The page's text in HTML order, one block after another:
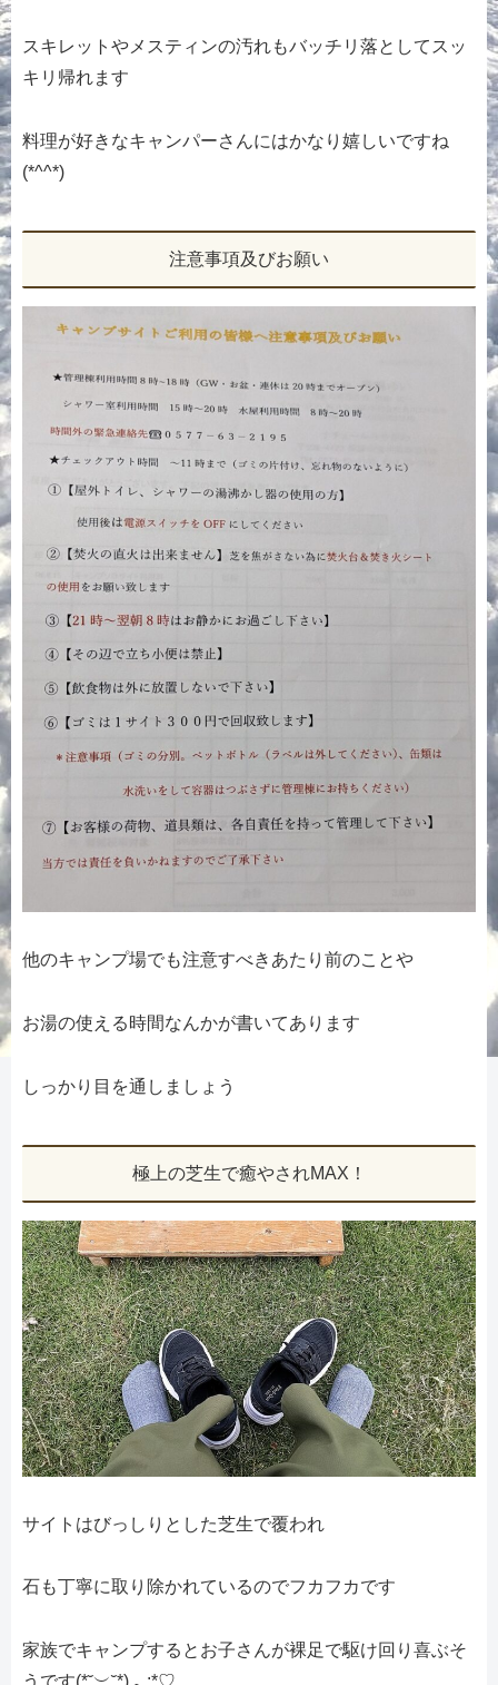
スキレットやメスティンの汚れもバッチリ落としてスッ
キリ帰れます
料理が好きなキャンパーさんにはかなり嬉しいですね
(*^^*)
注意事項及びお願い
他のキャンプ場でも注意すべきあたり前のことや
お湯の使える時間なんかが書いてあります
しっかり目を通しましょう
極上の芝生で癒やされMAX！
サイトはびっしりとした芝生で覆われ
石も丁寧に取り除かれているのでフカフカです
家族でキャンプするとお子さんが裸足で駆け回り喜ぶそ
うです(*˘︶˘*).｡.:*♡